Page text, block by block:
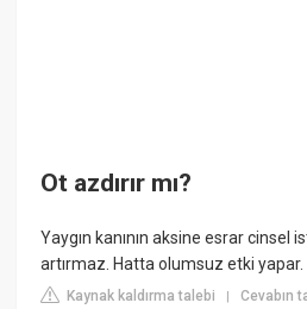
Ot azdırır mı?
Yaygın kanının aksine esrar cinsel
artırmaz. Hatta olumsuz etki yapar.
Kaynak kaldırma talebi |Cevabın